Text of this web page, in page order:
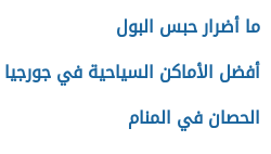
ما أضرار حبس البول
أفضل الأماكن السياحية في جورجيا
الحصان في المنام